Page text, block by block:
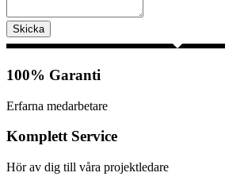
Skicka
100% Garanti
Erfarna medarbetare
Komplett Service
Hör av dig till våra projektledare